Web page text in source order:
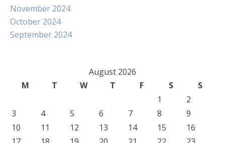
November 2024
October 2024
September 2024
August 2026
M
T W T F S
S
1
2
3
4 5 6 7 8
9
10
11 12 13 14 15
16